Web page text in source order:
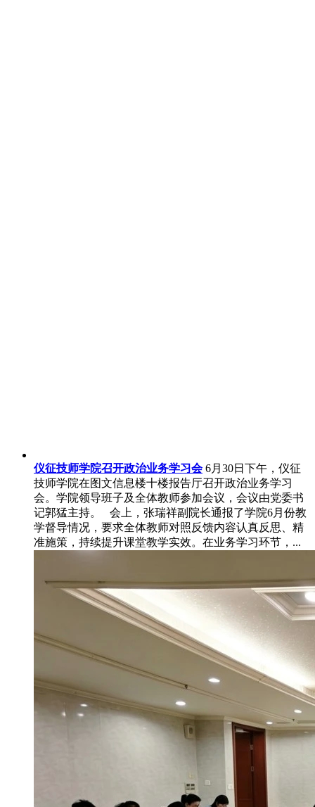
仪征技师学院召开政治业务学习会 6月30日下午，仪征
技师学院在图文信息楼十楼报告厅召开政治业务学习
会。学院领导班子及全体教师参加会议，会议由党委书
记郭猛主持。 会上，张瑞祥副院长通报了学院6月份教
学督导情况，要求全体教师对照反馈内容认真反思、精
准施策，持续提升课堂教学实效。在业务学习环节，...